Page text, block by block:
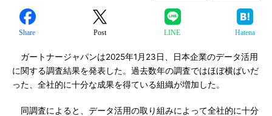
Share Post LINE Hatena
ガートナージャパンは2025年1月23日、日本企業のデータ活用
に関する調査結果を発表した。過去数年の調査ではほぼ横ばいだ
った、全社的に十分な成果を得ている組織が増加した。
同調査によると、データ活用の取り組みによって全社的に十分